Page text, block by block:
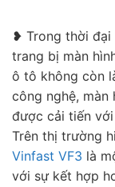
❥ Trong thời đại
trang bị màn
ô tô không còn
công nghệ, màn
được cải tiến
Trên thị trường
Vinfast VF3 là
với sự kết hợp